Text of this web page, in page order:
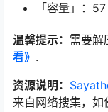
「容量」：
温馨提示： 需要解
看》 .
资源说明：
来自网络搜集，